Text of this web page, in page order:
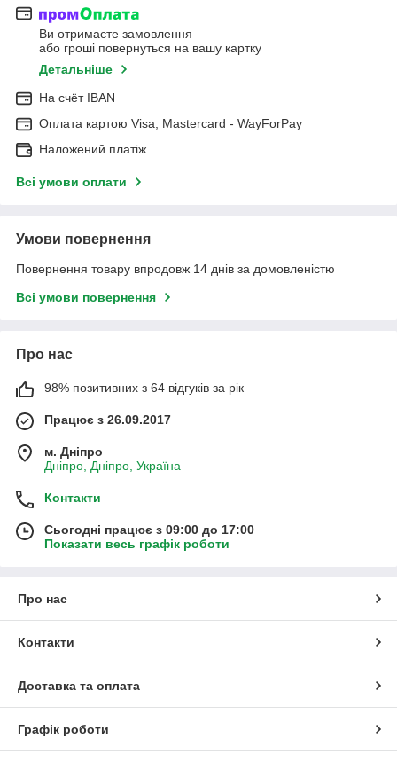
Ви отримаєте замовлення
або гроші повернуться на вашу картку
Детальніше
На cчёт IBAN
Оплата картою Visa, Mastercard - WayForPay
Наложений платіж
Всі умови оплати
Умови повернення
Повернення товару впродовж 14 днів за домовленістю
Всі умови повернення
Про нас
98% позитивних з 64 відгуків за рік
Працює з 26.09.2017
м. Дніпро
Дніпро, Дніпро, Україна
Контакти
Сьогодні працює з 09:00 до 17:00
Показати весь графік роботи
Про нас
Контакти
Доставка та оплата
Графік роботи